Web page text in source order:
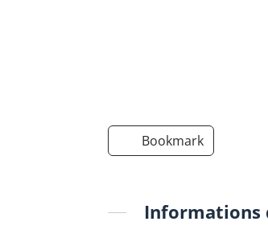
Bookmark
Informations